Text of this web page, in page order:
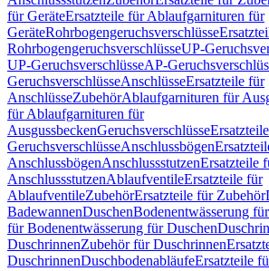
für GeräteErsatzteile für Ablaufgarnituren für
GeräteRohrbogengeruchsverschlüsse
RohrbogengeruchsverschlüsseUP-
UP-GeruchsverschlüsseAP-
GeruchsverschlüsseAnschlüsseErsatzteile für
AnschlüsseZubehörAblaufgarnituren für
für Ablaufgarnituren für
AusgussbeckenGeruchsverschlüsse
GeruchsverschlüsseAnschlussbögen
AnschlussbögenAnschlussstutzenErsatzteile
AnschlussstutzenAblaufventileErsatzteile für
AblaufventileZubehörErsatzteile für Zubehör
BadewannenDuschenBodenentwässerung
für Bodenentwässerung für Duschen
DuschrinnenZubehör für Duschrinnen
DuschrinnenDuschbodenabläufeErsatzteile